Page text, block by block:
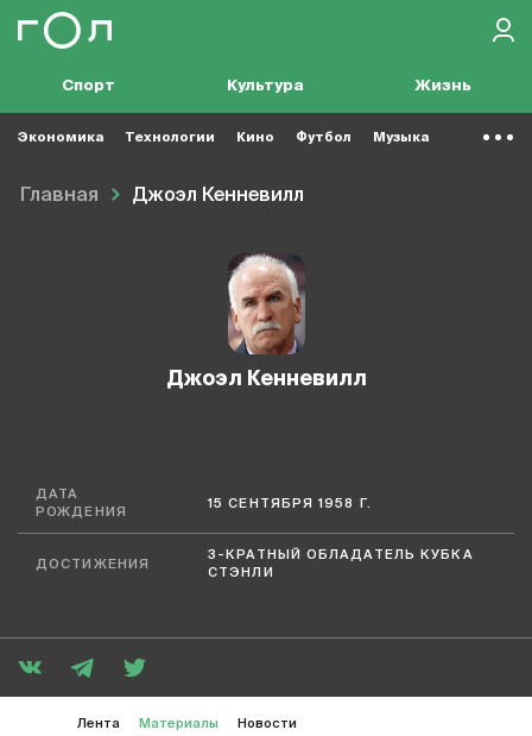
Спорт Культура Жизнь
Экономика Технологии Кино Футбол Музыка
Главная Джоэл Кенневилл
Джоэл Кенневилл
ДАТА
РОЖДЕНИЯ
15 СЕНТЯБРЯ 1958 Г.
ДОСТИЖЕНИЯ
3-КРАТНЫЙ ОБЛАДАТЕЛЬ КУБКА
СТЭНЛИ
Лента Материалы Новости